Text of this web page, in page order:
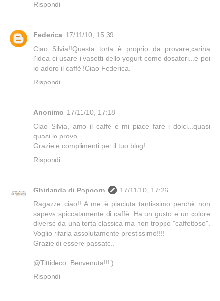
Rispondi
Federica 17/11/10, 15:39
Ciao Silvia!!Questa torta è proprio da provare,carina
l'idea di usare i vasetti dello yogurt come dosatori...e poi
io adoro il caffè!!Ciao Federica.
Rispondi
Anonimo 17/11/10, 17:18
Ciao Silvia, amo il caffè e mi piace fare i dolci...quasi
quasi lo provo.
Grazie e complimenti per il tuo blog!
Rispondi
Ghirlanda di Popcorn
17/11/10, 17:26
Ragazze ciao!! A me è piaciuta tantissimo perchè non
sapeva spiccatamente di caffè. Ha un gusto e un colore
diverso da una torta classica ma non troppo "caffettoso".
Voglio rifarla assolutamente prestissimo!!!!
Grazie di essere passate..
@Tittideco: Benvenuta!!!:)
Rispondi